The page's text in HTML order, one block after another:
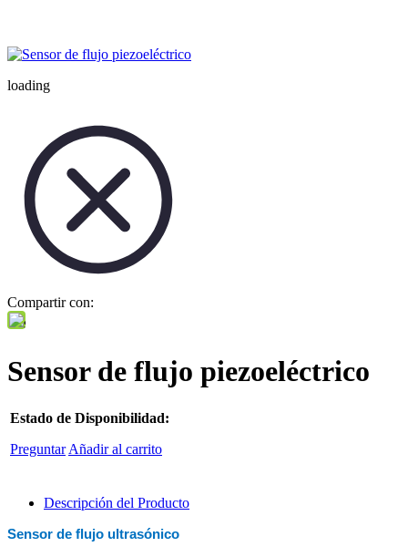
loading
Compartir con:
Sensor de flujo piezoeléctrico
Estado de Disponibilidad:
Preguntar Añadir al carrito
Descripción del Producto
Sensor de flujo ultrasónico